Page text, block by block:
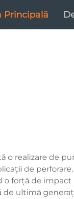
Principală
o realizare de
de
o forță de
ultimă